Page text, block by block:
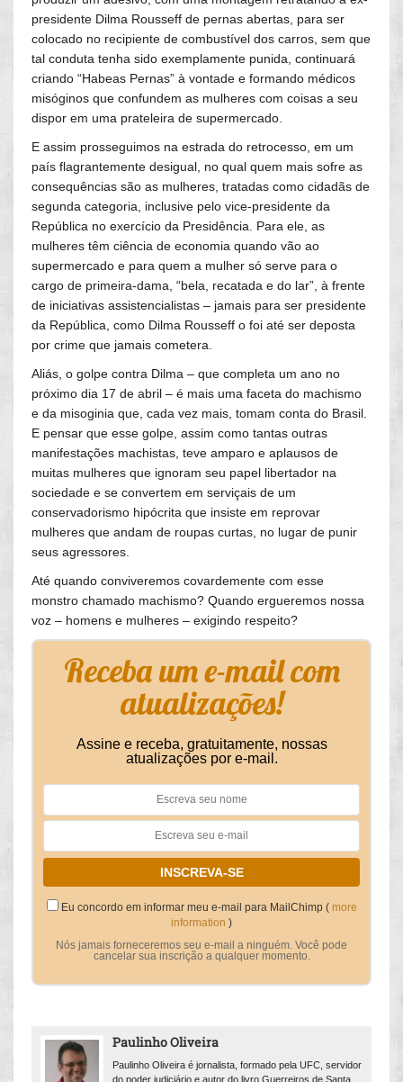
presidente Dilma Rousseff de pernas abertas, para ser
colocado no recipiente de combustível dos carros, sem que
tal conduta tenha sido exemplamente punida, continuará
criando “Habeas Pernas” à vontade e formando médicos
misóginos que confundem as mulheres com coisas a seu
dispor em uma prateleira de supermercado.
E assim prosseguimos na estrada do retrocesso, em um
país flagrantemente desigual, no qual quem mais sofre as
consequências são as mulheres, tratadas como cidadãs de
segunda categoria, inclusive pelo vice-presidente da
República no exercício da Presidência. Para ele, as
mulheres têm ciência de economia quando vão ao
supermercado e para quem a mulher só serve para o
cargo de primeira-dama, “bela, recatada e do lar”, à frente
de iniciativas assistencialistas – jamais para ser presidente
da República, como Dilma Rousseff o foi até ser deposta
por crime que jamais cometera.
Aliás, o golpe contra Dilma – que completa um ano no
próximo dia 17 de abril – é mais uma faceta do machismo
e da misoginia que, cada vez mais, tomam conta do Brasil.
E pensar que esse golpe, assim como tantas outras
manifestações machistas, teve amparo e aplausos de
muitas mulheres que ignoram seu papel libertador na
sociedade e se convertem em serviçais de um
conservadorismo hipócrita que insiste em reprovar
mulheres que andam de roupas curtas, no lugar de punir
seus agressores.
Até quando conviveremos covardemente com esse
monstro chamado machismo? Quando ergueremos nossa
voz – homens e mulheres – exigindo respeito?
Receba um e-mail com
atualizações!
Assine e receba, gratuitamente, nossas
atualizações por e-mail.
Eu concordo em informar meu e-mail para MailChimp ( more
information )
Nós jamais forneceremos seu e-mail a ninguém. Você pode
cancelar sua inscrição a qualquer momento.
Paulinho Oliveira
Paulinho Oliveira é jornalista, formado pela UFC, servidor
do poder judiciário e autor do livro Guerreiros de Santa